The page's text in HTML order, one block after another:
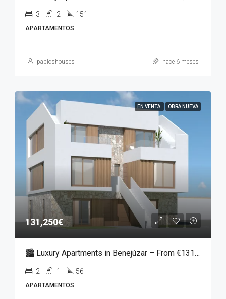
3 2 151
APARTAMENTOS
pabloshouses hace 6 meses
EN VENTA OBRA NUEVA
131,250€
🏙️ Luxury Apartments in Benejúzar – From €131,250
2 1 56
APARTAMENTOS